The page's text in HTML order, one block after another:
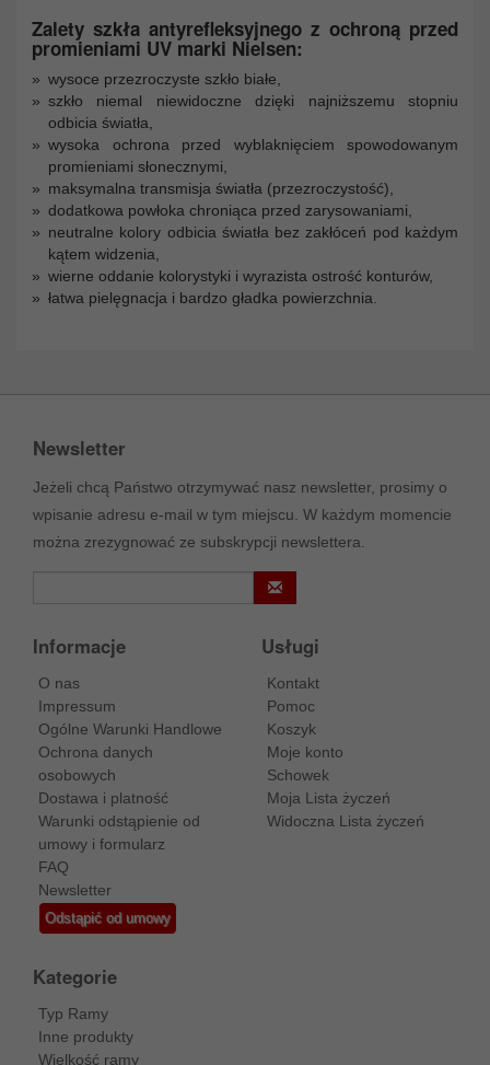
Zalety szkła antyrefleksyjnego z ochroną przed
promieniami UV marki Nielsen:
wysoce przezroczyste szkło białe,
szkło niemal niewidoczne dzięki najniższemu stopniu
odbicia światła,
wysoka ochrona przed wyblaknięciem spowodowanym
promieniami słonecznymi,
maksymalna transmisja światła (przezroczystość),
dodatkowa powłoka chroniąca przed zarysowaniami,
neutralne kolory odbicia światła bez zakłóceń pod każdym
kątem widzenia,
wierne oddanie kolorystyki i wyrazista ostrość konturów,
łatwa pielęgnacja i bardzo gładka powierzchnia.
Newsletter
Jeżeli chcą Państwo otrzymywać nasz newsletter, prosimy o
wpisanie adresu e-mail w tym miejscu. W każdym momencie
można zrezygnować ze subskrypcji newslettera.
Informacje
O nas
Impressum
Ogólne Warunki Handlowe
Ochrona danych
osobowych
Dostawa i platność
Warunki odstąpienie od
umowy i formularz
FAQ
Newsletter
Odstąpić od umowy
Usługi
Kontakt
Pomoc
Koszyk
Moje konto
Schowek
Moja Lista życzeń
Widoczna Lista życzeń
Kategorie
Typ Ramy
Inne produkty
Wielkość ramy